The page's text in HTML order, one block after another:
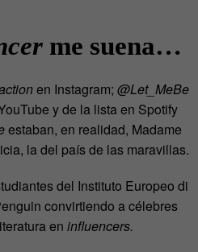
me suena…
en Instagram; @Let_MeBe
y de la lista en Spotify
estaban, en realidad, Madame
la del país de las maravillas.
del Instituto Europeo di
convirtiendo a célebres
en influencers.